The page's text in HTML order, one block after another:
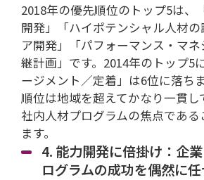
2018年の優先順位のトップ5は、
開発」「ハイポテンシャル人材の
ア開発」「パフォーマンス・マ
継計画」です。2014年のトップ5
ージメント／定着」は6位に落ち
順位は地域を超えてかなり一貫し
社内人材プログラムの焦点である
ます。
4. 能力開発に倍掛け：企
ログラムの成功を偶然に